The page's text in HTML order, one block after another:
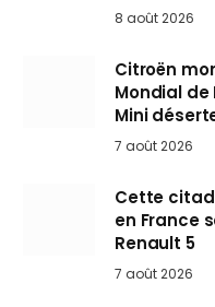
8 août 2026
Citroën
Mondial de
Mini
7 août 2026
Cette
en France
Renault 5
7 août 2026